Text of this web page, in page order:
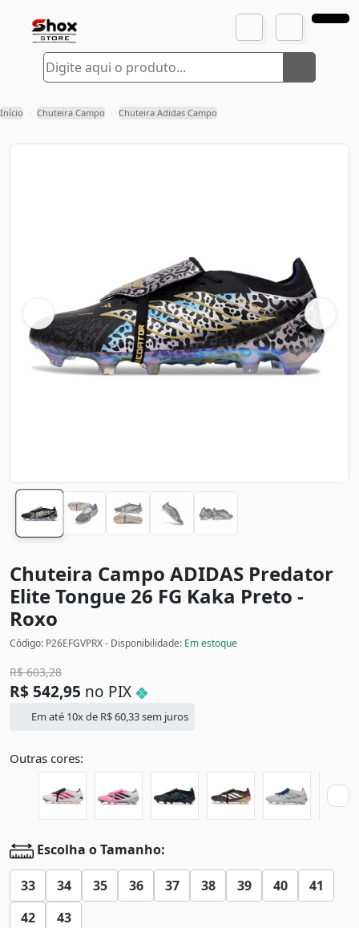
Início › Chuteira Campo › Chuteira Adidas Campo
Chuteira Campo ADIDAS Predator
Elite Tongue 26 FG Kaka Preto -
Roxo
Código: P26EFGVPRX - Disponibilidade: Em estoque
R$603,28
R$ 542,95 no PIX
Em até 10x de R$60,33sem juros
Outras cores:
Escolha o Tamanho:
33 34 35 36 37 38 39 40
41
42
43